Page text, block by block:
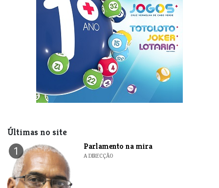
Últimas no site
1 Parlamento na mira
A DIRECÇÃO